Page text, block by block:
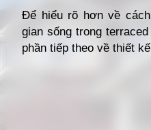
Để hiểu rõ hơn về
gian sống trong
phần tiếp theo về thiết